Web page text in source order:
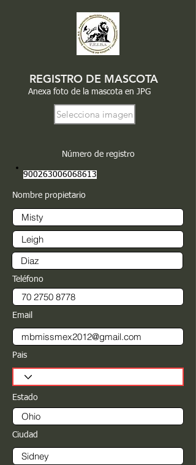
REGISTRO DE MASCOTA
Anexa foto de la mascota en JPG
Selecciona imagen
Número de registro
900263006068613
Nombre propietario
Teléfono
Email
Pais
Estado
Ciudad